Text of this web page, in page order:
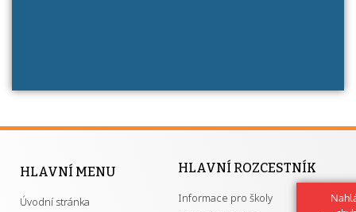
HLAVNÍ MENU
Úvodní stránka
HLAVNÍ ROZCESTNÍK
Informace pro školy